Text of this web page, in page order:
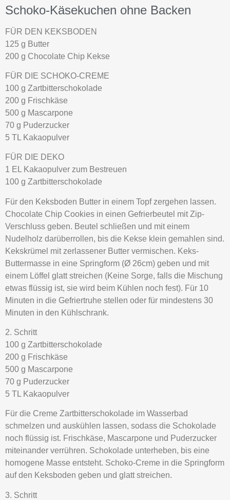
Schoko-Käsekuchen ohne Backen
FÜR DEN KEKSBODEN
125 g Butter
200 g Chocolate Chip Kekse
FÜR DIE SCHOKO-CREME
100 g Zartbitterschokolade
200 g Frischkäse
500 g Mascarpone
70 g Puderzucker
5 TL Kakaopulver
FÜR DIE DEKO
1 EL Kakaopulver zum Bestreuen
100 g Zartbitterschokolade
Für den Keksboden Butter in einem Topf zergehen lassen.
Chocolate Chip Cookies in einen Gefrierbeutel mit Zip-
Verschluss geben. Beutel schließen und mit einem
Nudelholz darüberrollen, bis die Kekse klein gemahlen sind.
Kekskrümel mit zerlassener Butter vermischen. Keks-
Buttermasse in eine Springform (Ø 26cm) geben und mit
einem Löffel glatt streichen (Keine Sorge, falls die Mischung
etwas flüssig ist, sie wird beim Kühlen noch fest). Für 10
Minuten in die Gefriertruhe stellen oder für mindestens 30
Minuten in den Kühlschrank.
2. Schritt
100 g Zartbitterschokolade
200 g Frischkäse
500 g Mascarpone
70 g Puderzucker
5 TL Kakaopulver
Für die Creme Zartbitterschokolade im Wasserbad
schmelzen und auskühlen lassen, sodass die Schokolade
noch flüssig ist. Frischkäse, Mascarpone und Puderzucker
miteinander verrühren. Schokolade unterheben, bis eine
homogene Masse entsteht. Schoko-Creme in die Springform
auf den Keksboden geben und glatt streichen.
3. Schritt